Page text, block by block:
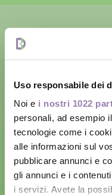
Uso responsabile dei
Noi e i nostri 1022
personali, ad esempio
tecnologie come i
alle informazioni sul
pubblicare annunci e
gli annunci e i
i servizi. Avete la
Imparare una
alla prova:
(e non “un